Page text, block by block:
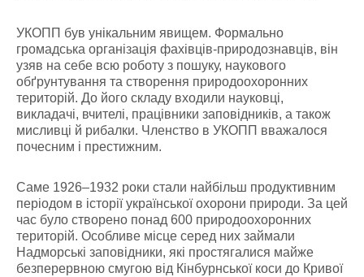
УКОПП був унікальним явищем. Формально
громадська організація фахівців-природознавців, він
узяв на себе всю роботу з пошуку, наукового
обґрунтування та створення природоохоронних
територій. До його складу входили науковці,
викладачі, вчителі, працівники заповідників, а також
мисливці й рибалки. Членство в УКОПП вважалося
почесним і престижним.
Саме 1926–1932 роки стали найбільш продуктивним
періодом в історії української охорони природи. За цей
час було створено понад 600 природоохоронних
територій. Особливе місце серед них займали
Надморські заповідники, які простягалися майже
безперервною смугою від Кінбурнської коси до Кривої